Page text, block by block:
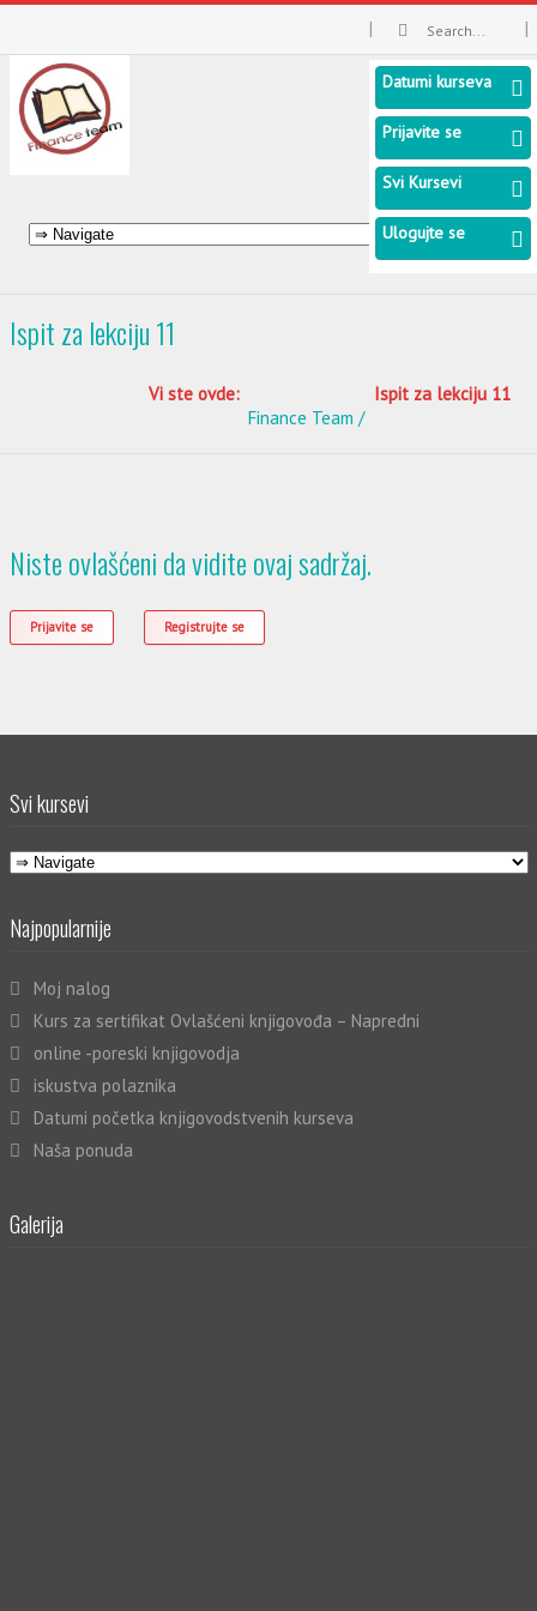
Ispit za lekciju 11
Vi ste ovde:
Finance Team
Ispit za lekciju 11
Niste ovlašćeni da vidite ovaj sadržaj.
Prijavite se Registrujte se
Svi kursevi
Najpopularnije
Moj nalog
Kurs za sertifikat Ovlašćeni knjigovođa – Napredni
online -poreski knjigovodja
iskustva polaznika
Datumi početka knjigovodstvenih kurseva
Naša ponuda
Galerija
Datumi kurseva
Prijavite se
Svi Kursevi
Ulogujte se